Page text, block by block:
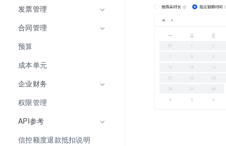
发票管理
合同管理
预算
成本单元
企业财务
权限管理
API参考
信控额度退款抵扣说明